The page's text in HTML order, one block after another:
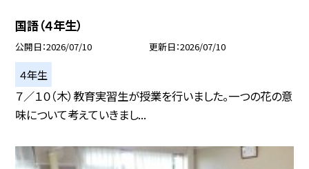
国語（４年生）
公開日 2026/07/10 更新日 2026/07/10
４年生
７／１０（木）教育実習生が授業を行いました。一つの花の意
味について考えていきまし...